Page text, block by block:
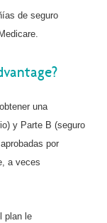
de seguro
una
y Parte B (seguro
por
a veces
plan le